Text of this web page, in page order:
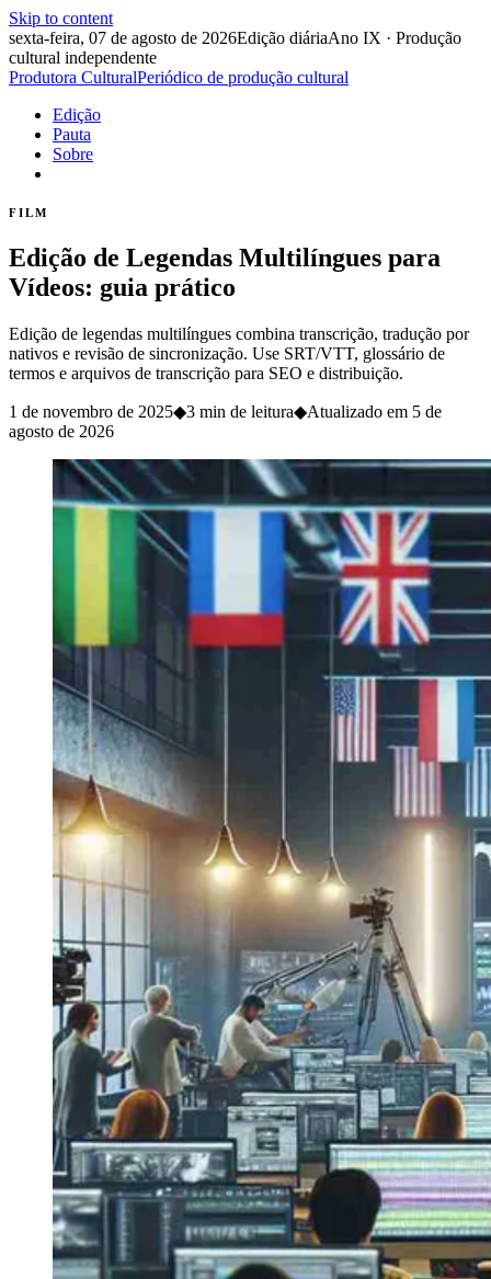
Skip to content
sexta-feira, 07 de agosto de 2026Edição diáriaAno IX · Produção
cultural independente
Produtora CulturalPeriódico de produção cultural
Edição
Pauta
Sobre
FILM
Edição de Legendas Multilíngues para
Vídeos: guia prático
Edição de legendas multilíngues combina transcrição, tradução por
nativos e revisão de sincronização. Use SRT/VTT, glossário de
termos e arquivos de transcrição para SEO e distribuição.
1 de novembro de 2025◆3 min de leitura◆Atualizado em 5 de
agosto de 2026